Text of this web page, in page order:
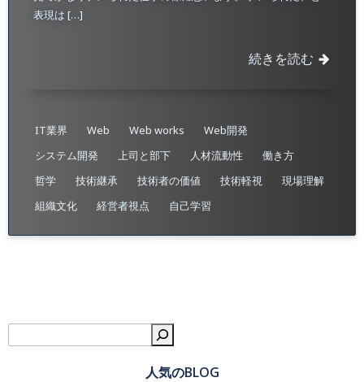
表現は […]
続きを読む
IT業界 Web Web works
Web開発
システム開発
上司と部下 人材流動性
働き方
哲学
技術継承 技術者の価値 技術軽視
現場理解
組織文化
経営者視点 自己学習
人気のBLOG